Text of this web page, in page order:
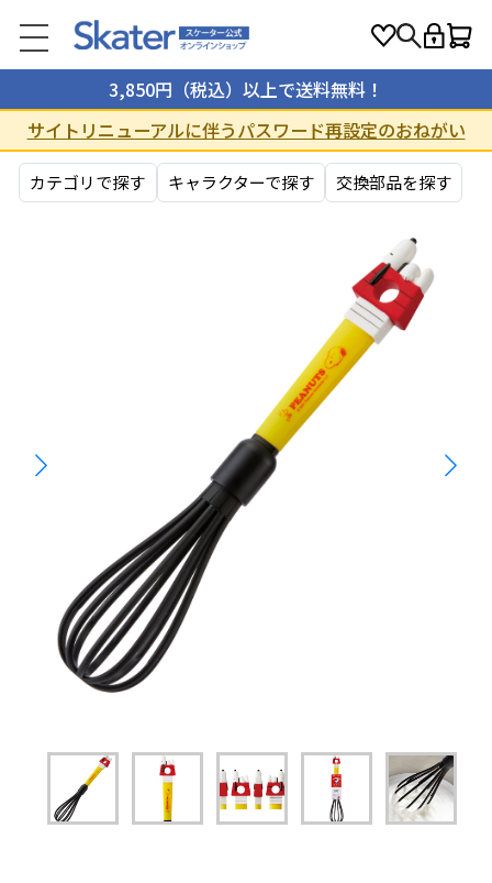
3,850円（税込）以上で送料無料！
サイトリニューアルに伴うパスワード再設定のおねがい
カテゴリで探す キャラクターで探す 交換部品を探す